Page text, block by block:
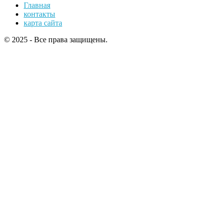
Главная
контакты
карта сайта
© 2025 - Все права защищены.